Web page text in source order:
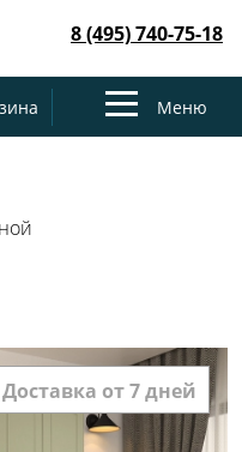
8 (495) 740-75-18
ToggleМеню
Доставка от 7 дней